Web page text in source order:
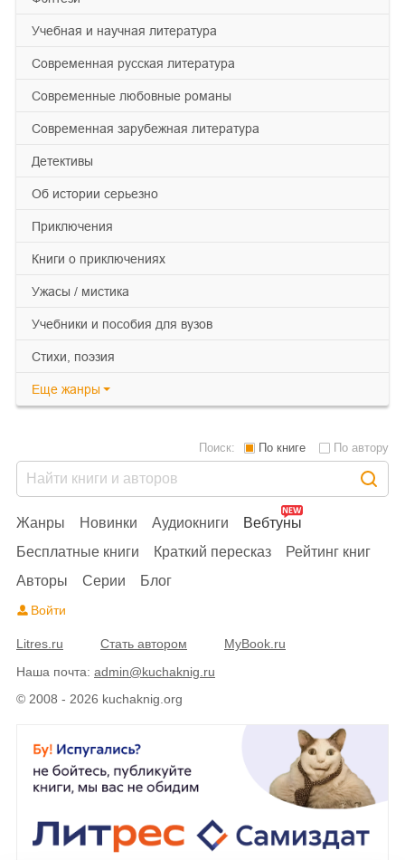
учебная и научная литература
современная русская литература
современные любовные романы
современная зарубежная литература
детективы
об истории серьезно
приключения
книги о приключениях
ужасы / мистика
учебники и пособия для вузов
cтихи, поэзия
Еще жанры
© 2008 - 2026 kuchaknig.org
Жанры Новинки Аудиокниги
Вебтуны
Бесплатные книги
Краткий пересказ
Рейтинг книг
Авторы
Серии Блог
Поиск: По книге По автору
Войти
Litres.ru Стать автором
MyBook.ru
Наша почта: admin@kuchaknig.ru